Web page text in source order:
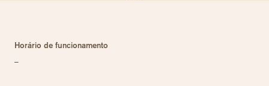
Horário de funcionamento
–